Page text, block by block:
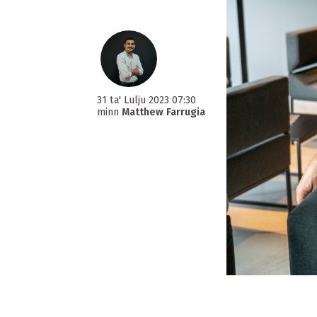
31 ta' Lulju 2023 07:30
minn Matthew Farrugia